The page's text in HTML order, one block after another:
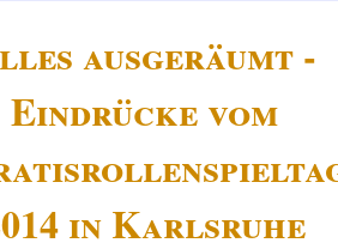
ausgeräumt -
Eindrücke vom
in Karlsruhe
Foren
«